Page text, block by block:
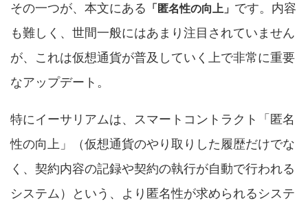
その一つが、本文にある 「匿名性の向上」 です。内容
も難しく、世間一般にはあまり注目されていません
が、これは仮想通貨が普及していく上で非常に重要
なアップデート。
特にイーサリアムは、スマートコントラクト「匿名
性の向上」（仮想通貨のやり取りした履歴だけでな
く、契約内容の記録や契約の執行が自動で行われる
システム）という、より匿名性が求められるシステ